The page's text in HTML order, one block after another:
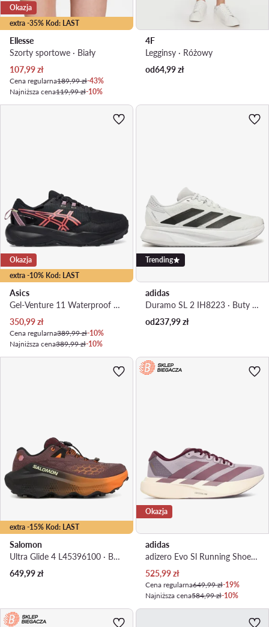
extra -35% Kod: LAST
Okazja
Ellesse
Szorty sportowe · Biały
Aktualna cena
107,99zł
Cena regularna189,99 zł-43%
Najniższa cena119,99 zł-10%
4F
Legginsy · Różowy
od64,99zł
extra -10% Kod: LAST
Okazja
Asics
Gel-Venture 11 Waterproof 1012B934 · Buty do biegania
Aktualna cena
350,99zł
Cena regularna389,99 zł-10%
Najniższa cena389,99 zł-10%
Trending
adidas
Duramo SL 2 IH8223 · Buty do biegania
od237,99zł
extra -15% Kod: LAST
Salomon
Ultra Glide 4 L45396100 · Buty do biegania
649,99zł
Okazja
adidas
adizero Evo Sl Running Shoes KI2831 · Buty do biegania
Aktualna cena
525,99zł
Cena regularna649,99 zł-19%
Najniższa cena584,99 zł-10%